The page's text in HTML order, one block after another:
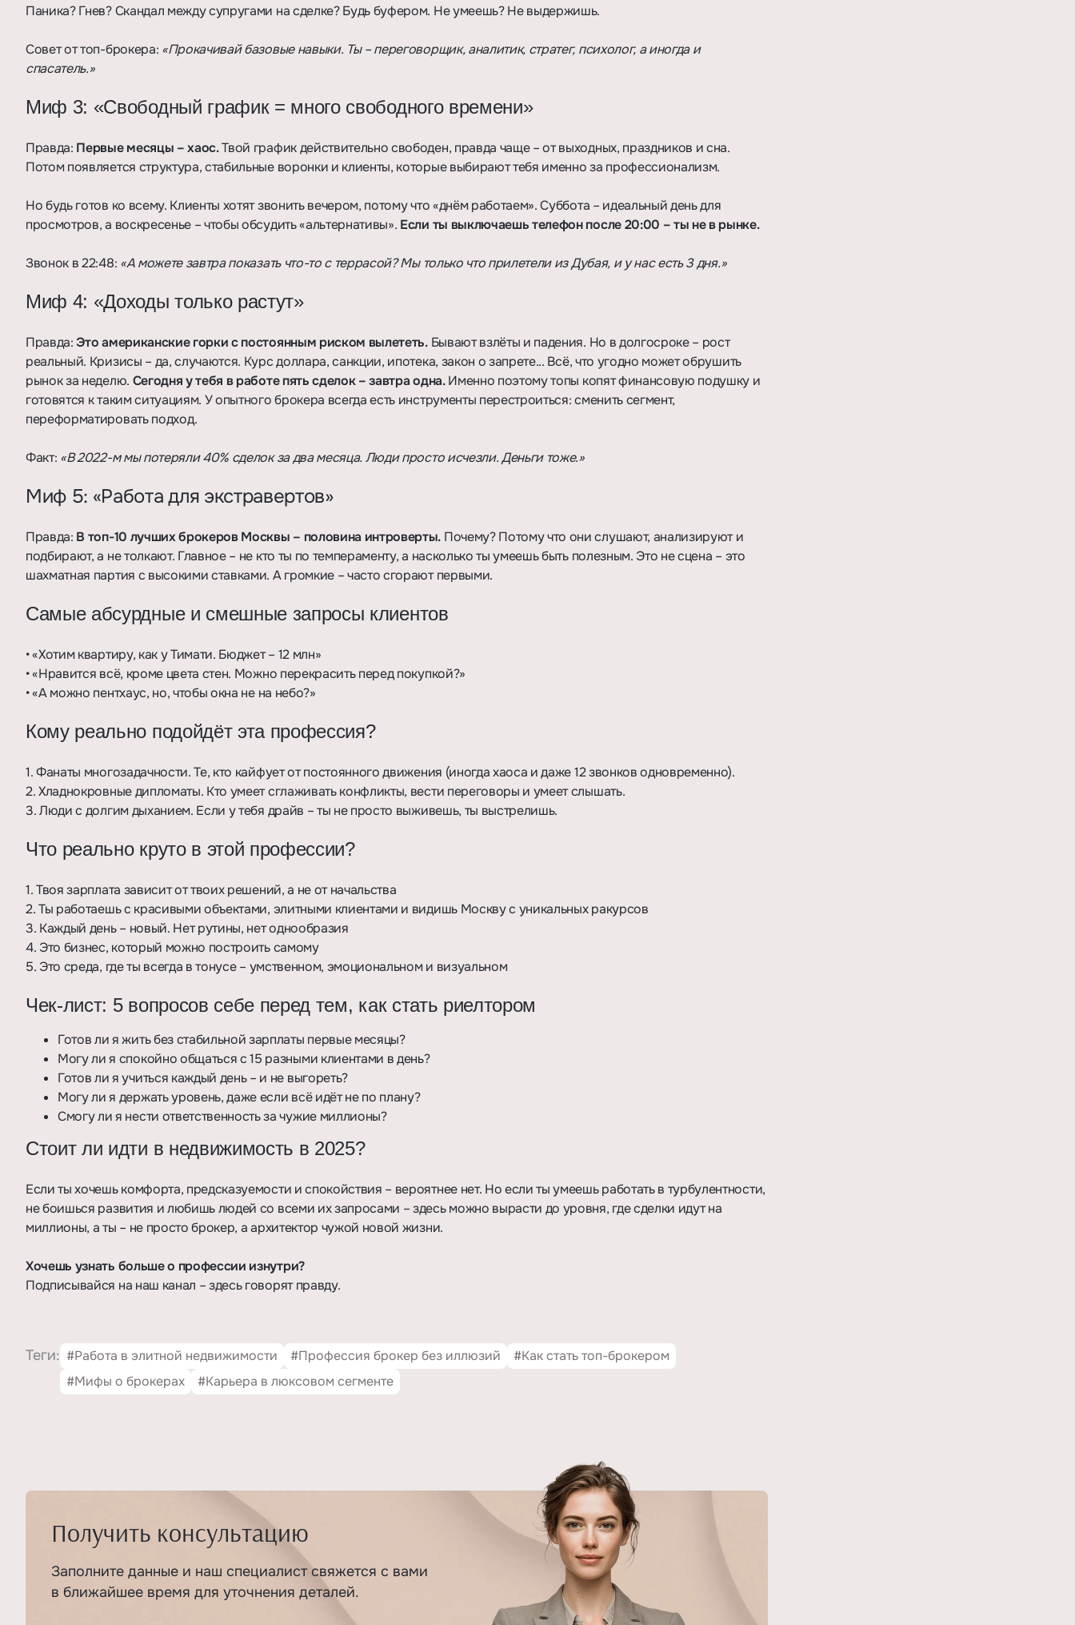
Паника? Гнев? Скандал между супругами на сделке? Будь буфером. Не умеешь? Не выдержишь.
Совет от топ-брокера: «Прокачивай базовые навыки. Ты – переговорщик, аналитик, стратег, психолог, а иногда и
спасатель.»
Миф 3: «Свободный график = много свободного времени»
Правда: Первые месяцы – хаос.Твой график действительно свободен, правда чаще – от выходных, праздников и сна.
Потом появляется структура, стабильные воронки и клиенты, которые выбирают тебя именно за профессионализм.
Но будь готов ко всему. Клиенты хотят звонить вечером, потому что «днём работаем». Суббота – идеальный день для
просмотров, а воскресенье – чтобы обсудить «альтернативы». Если ты выключаешь телефон после 20:00 – ты не в рынке.
Звонок в 22:48: «А можете завтра показать что-то с террасой? Мы только что прилетели из Дубая, и у нас есть 3 дня.»
Миф 4: «Доходы только растут»
Правда:Это американские горки с постоянным риском вылететь.Бывают взлёты и падения. Но в долгосроке – рост
реальный. Кризисы – да, случаются. Курс доллара, санкции, ипотека, закон о запрете... Всё, что угодно может обрушить
рынок за неделю. Сегодня у тебя в работе пять сделок – завтра одна.Именно поэтому топы копят финансовую подушку и
готовятся к таким ситуациям. У опытного брокера всегда есть инструменты перестроиться: сменить сегмент,
переформатировать подход.
Факт: «В 2022-м мы потеряли 40% сделок за два месяца. Люди просто исчезли. Деньги тоже.»
Миф 5: «Работа для экстравертов»
Правда: В топ-10 лучших брокеров Москвы – половина интроверты. Почему? Потому что они слушают, анализируют и
подбирают, а не толкают. Главное – не кто ты по темпераменту, а насколько ты умеешь быть полезным. Это не сцена – это
шахматная партия с высокими ставками. А громкие – часто сгорают первыми.
Самые абсурдные и смешные запросы клиентов
• «Хотим квартиру, как у Тимати. Бюджет – 12 млн»
• «Нравится всё, кроме цвета стен. Можно перекрасить перед покупкой?»
• «А можно пентхаус, но, чтобы окна не на небо?»
Кому реально подойдёт эта профессия?
1. Фанаты многозадачности. Те, кто кайфует от постоянного движения (иногда хаоса и даже 12 звонков одновременно).
2. Хладнокровные дипломаты. Кто умеет сглаживать конфликты, вести переговоры и умеет слышать.
3. Люди с долгим дыханием. Если у тебя драйв – ты не просто выживешь, ты выстрелишь.
Что реально круто в этой профессии?
1. Твоя зарплата зависит от твоих решений, а не от начальства
2. Ты работаешь с красивыми объектами, элитными клиентами и видишь Москву с уникальных ракурсов
3. Каждый день – новый. Нет рутины, нет однообразия
4. Это бизнес, который можно построить самому
5. Это среда, где ты всегда в тонусе – умственном, эмоциональном и визуальном
Чек-лист: 5 вопросов себе перед тем, как стать риелтором
Готов ли я жить без стабильной зарплаты первые месяцы?
Могу ли я спокойно общаться с 15 разными клиентами в день?
Готов ли я учиться каждый день – и не выгореть?
Могу ли я держать уровень, даже если всё идёт не по плану?
Смогу ли я нести ответственность за чужие миллионы?
Стоит ли идти в недвижимость в 2025?
Если ты хочешь комфорта, предсказуемости и спокойствия – вероятнее нет. Но если ты умеешь работать в турбулентности,
не боишься развития и любишь людей со всеми их запросами – здесь можно вырасти до уровня, где сделки идут на
миллионы, а ты – не просто брокер, а архитектор чужой новой жизни.
Хочешь узнать больше о профессии изнутри?
Подписывайся на наш канал – здесь говорят правду.
Теги: #Работа в элитной недвижимости #Профессия брокер без иллюзий
#Как стать топ-брокером
#Мифы о брокерах
#Карьера в люксовом сегменте
Получить консультацию
Заполните данные и наш специалист свяжется с вами
в ближайшее время для уточнения деталей.